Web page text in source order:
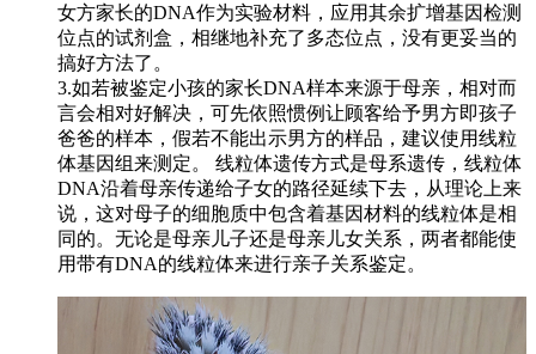
女方家长的DNA作为实验材料，应用其余扩增基因检测
位点的试剂盒，相继地补充了多态位点，没有更妥当的
搞好方法了。
3.如若被鉴定小孩的家长DNA样本来源于母亲，相对而
言会相对好解决，可先依照惯例让顾客给予男方即孩子
爸爸的样本，假若不能出示男方的样品，建议使用线粒
体基因组来测定。 线粒体遗传方式是母系遗传，线粒体
DNA沿着母亲传递给子女的路径延续下去，从理论上来
说，这对母子的细胞质中包含着基因材料的线粒体是相
同的。无论是母亲儿子还是母亲儿女关系，两者都能使
用带有DNA的线粒体来进行亲子关系鉴定。